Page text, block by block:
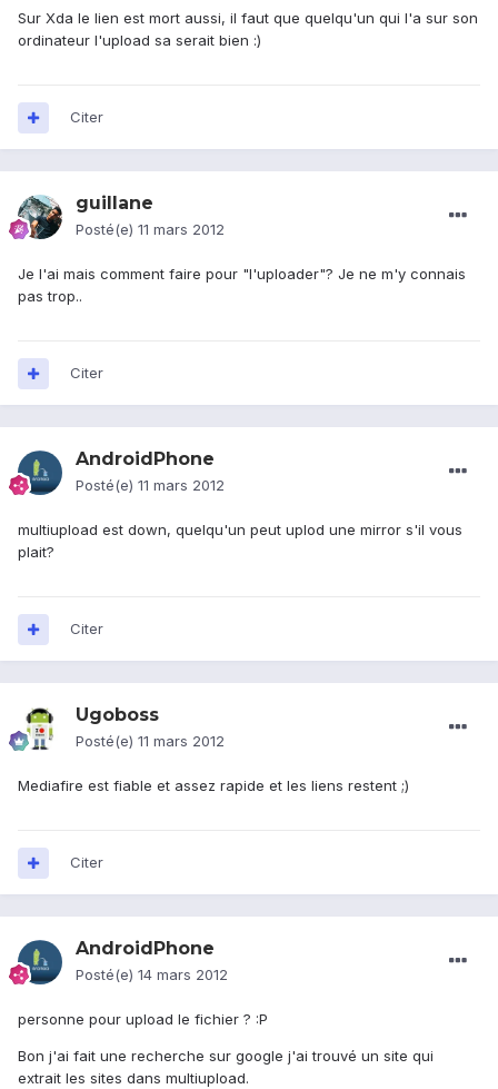
Sur Xda le lien est mort aussi, il faut que quelqu'un qui l'a sur son
ordinateur l'upload sa serait bien :)
Citer
guillane
Posté(e) 11 mars 2012
Je l'ai mais comment faire pour "l'uploader"? Je ne m'y connais
pas trop..
Citer
AndroidPhone
Posté(e) 11 mars 2012
multiupload est down, quelqu'un peut uplod une mirror s'il vous
plait?
Citer
Ugoboss
Posté(e) 11 mars 2012
Mediafire est fiable et assez rapide et les liens restent ;)
Citer
AndroidPhone
Posté(e) 14 mars 2012
personne pour upload le fichier ? :P
Bon j'ai fait une recherche sur google j'ai trouvé un site qui
extrait les sites dans multiupload.